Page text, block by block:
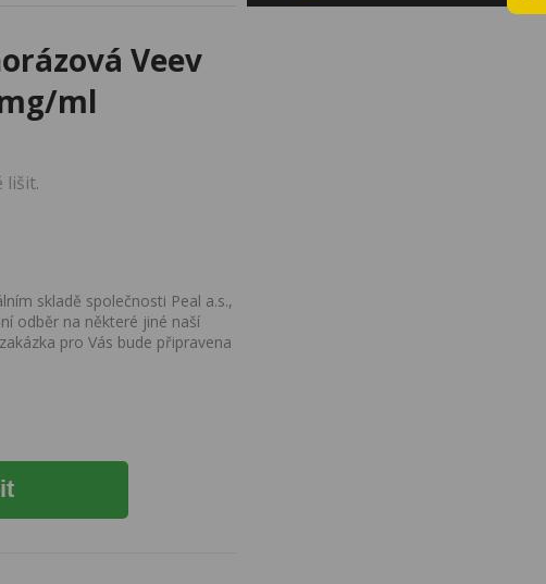
Veev
ml
lišit.
skladě společnosti Peal a.s.,
odběr na některé jiné naší
pro Vás bude připravena